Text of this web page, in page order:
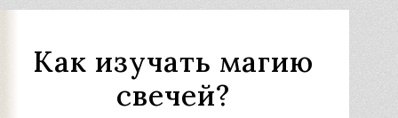
Славление и Величание Родных Богов
Как изучать магию
свечей?